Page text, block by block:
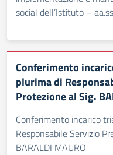
social dell’Istituto –
Conferimento
plurima di
Protezione al Sig.
Conferimento incarico
Responsabile Servizio
BARALDI MAURO